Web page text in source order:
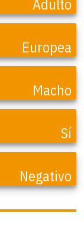
Adulto
Europea
Macho
Sí
Negativo